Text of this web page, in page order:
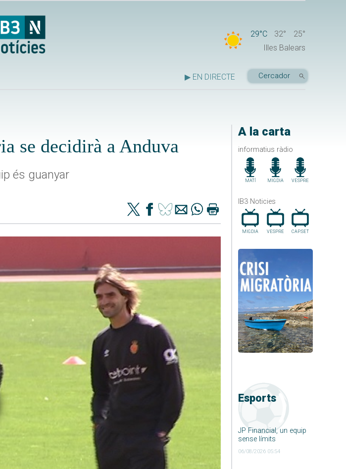
29°C 32°
25°
Illes Balears
▶ EN DIRECTE
A la carta
informatius ràdio
MATÍ MIGDIA VESPRE
IB3 Noticies
MIGDIA VESPRE CAP.SET
Esports
JP Financial, un equip
sense límits
06/08/2026 05:54
se decidirà a Anduva
és guanyar